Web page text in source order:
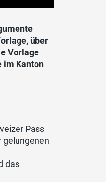
über
Vorlage
im Kanton
Pass
gelungenen
das